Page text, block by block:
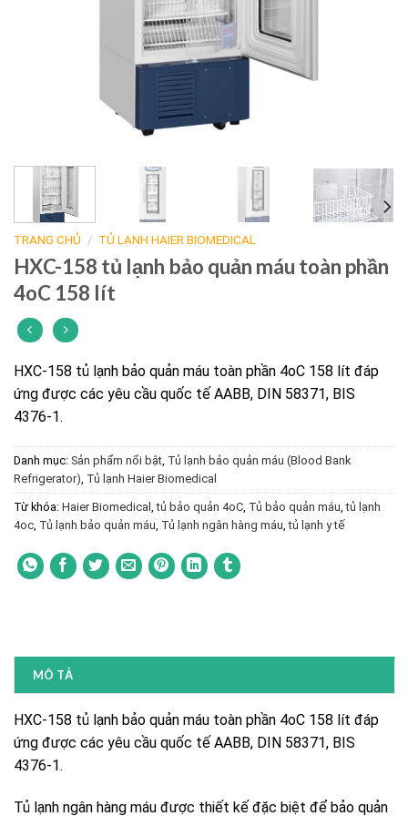
TRANG CHỦ / TỦ LẠNH HAIER BIOMEDICAL
HXC-158 tủ lạnh bảo quản máu toàn phần
4oC 158 lít
HXC-158 tủ lạnh bảo quản máu toàn phần 4oC 158 lít đáp
ứng được các yêu cầu quốc tế AABB, DIN 58371, BIS
4376-1.
Danh mục: Sản phẩm nổi bật, Tủ lạnh bảo quản máu (Blood Bank
Refrigerator), Tủ lạnh Haier Biomedical
Từ khóa: Haier Biomedical ,tủ bảo quản 4oC, Tủ bảo quản máu,tủ lạnh
4oc, Tủ lạnh bảo quản máu, Tủ lạnh ngân hàng máu,tủ lạnh y tế
MÔ TẢ
HXC-158 tủ lạnh bảo quản máu toàn phần 4oC 158 lít đáp
ứng được các yêu cầu quốc tế AABB, DIN 58371, BIS
4376-1.
Tủ lạnh ngân hàng máu được thiết kế đặc biệt để bảo quản